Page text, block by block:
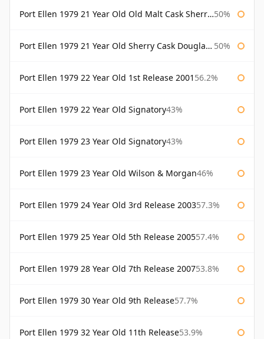
Port Ellen 1979 21 Year Old Old Malt Cask Sherry Cask Douglas Laing 50%
Port Ellen 1979 21 Year Old Sherry Cask Douglas Laing Old Malt Cask 50%
Port Ellen 1979 22 Year Old 1st Release 2001 56.2%
Port Ellen 1979 22 Year Old Signatory43%
Port Ellen 1979 23 Year Old Signatory43%
Port Ellen 1979 23 Year Old Wilson & Morgan46%
Port Ellen 1979 24 Year Old 3rd Release 200357.3%
Port Ellen 1979 25 Year Old 5th Release 200557.4%
Port Ellen 1979 28 Year Old 7th Release 200753.8%
Port Ellen 1979 30 Year Old 9th Release57.7%
Port Ellen 1979 32 Year Old 11th Release53.9%